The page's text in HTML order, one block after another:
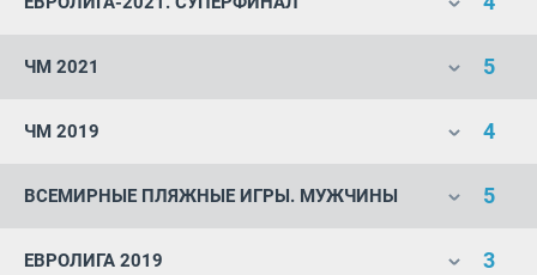
ЧМ 2021 5
ЧМ 2019 4
ВСЕМИРНЫЕ ПЛЯЖНЫЕ ИГРЫ. МУЖЧИНЫ 5
ЕВРОЛИГА 2019 3